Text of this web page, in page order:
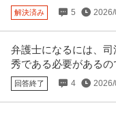
解決済み 5
弁護士になるには、
秀である必要があるの
回答終了 4